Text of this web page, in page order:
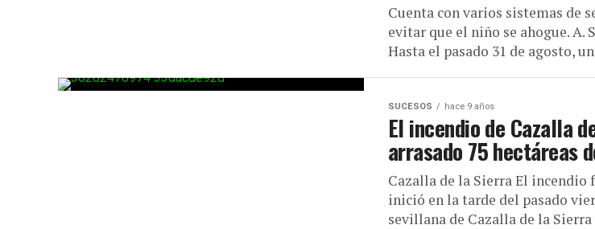
Cuenta con varios sistemas de
evitar que el niño se ahogue. A.
Hasta el pasado 31 de agosto,
SUCESOS hace 9 años
El incendio de Cazalla
arrasado 75 hectáreas
Cazalla de la Sierra El incendio
inició en la tarde del pasado
sevillana de Cazalla de la Sierra